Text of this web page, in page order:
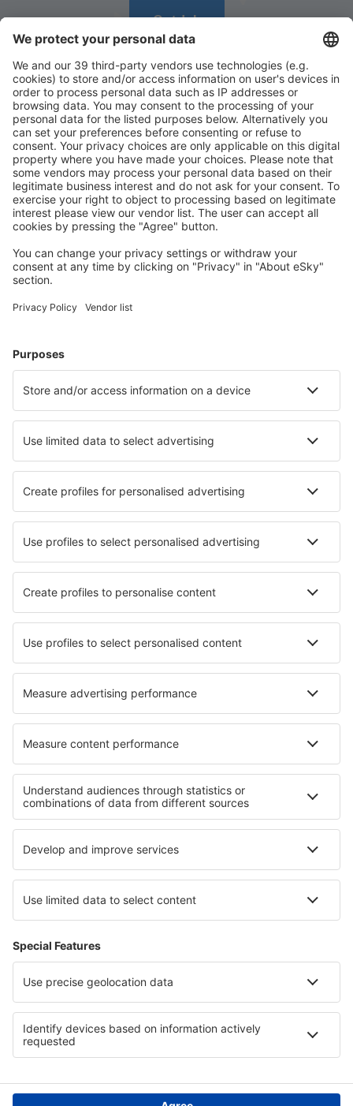
Ontdek
Download onze appen plan gemakkelijk uw
reizen
Vliegtickets
Verblijf
Vlucht+hotel
Hotels
Transfers
Attracties
Luchtvaartmaatschappijen
Brussels Airlines
Ryanair
Wizz Air
Tui Fly
Transavia
Over eSky
Algemene voorwaarden
Mijn boekingen
Privacykennisgeving
Ondersteuning en contact
Privacy
Landen
Internationale sites
eSky.eu eSky.com eDestinos.com